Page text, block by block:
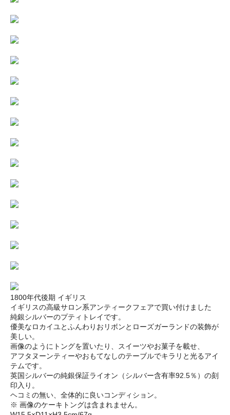
1800年代後期 イギリス
イギリスの高級サロン系アンティークフェアで買い付けました
純銀シルバーのプティトレイです。
優美なロカイユとふんわりおリボンとローズガーランドの装飾が
美しい。
画像のようにトングを置いたり、スイーツやお菓子を載せ、
アフタヌーンティーやおもてなしのテーブルでキラリと光るアイ
テムです。
英国シルバーの純銀保証ライオン（シルバー含有率92.5％）の刻
印入り。
ヘコミの無い、全体的に良いコンディション。
※ 画像のケーキトングは含まれません。